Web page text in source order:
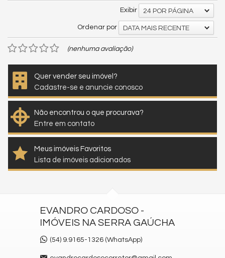
Exibir 24 POR PÁGINA
Ordenar por DATA MAIS RECENTE
(nenhuma avaliação)
Quer vender seu imóvel?
Cadastre-se e anuncie conosco
Não encontrou o que procurava?
Entre em contato
Meus imóveis Favoritos
Lista de imóveis adicionados
EVANDRO CARDOSO -
IMÓVEIS NA SERRA GAÚCHA
(54) 9.9165-1326 (WhatsApp)